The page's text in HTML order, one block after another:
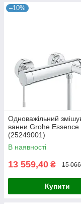
–10%
Одноважільний
ванни Grohe Essence
(25249001)
В наявності
13 559,40 ₴ 15
Купити